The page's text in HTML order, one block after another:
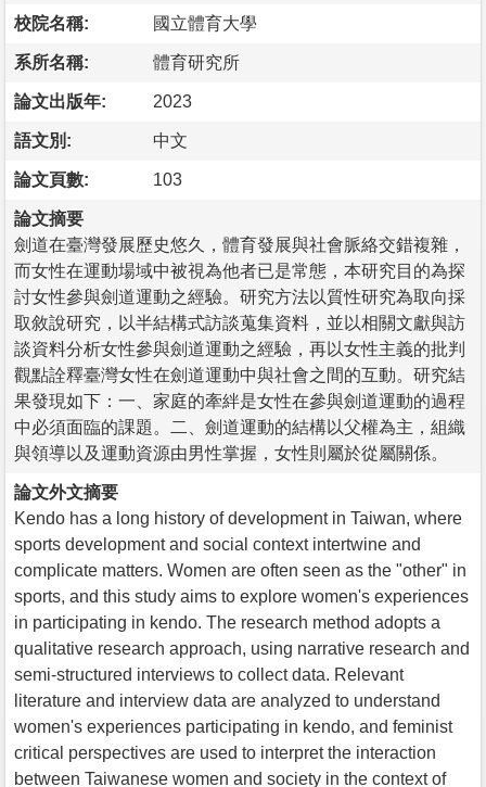
校院名稱: 國立體育大學
系所名稱: 體育研究所
論文出版年: 2023
語文別: 中文
論文頁數: 103
論文摘要
劍道在臺灣發展歷史悠久，體育發展與社會脈絡交錯複雜，
而女性在運動場域中被視為他者已是常態，本研究目的為探
討女性參與劍道運動之經驗。研究方法以質性研究為取向採
取敘說研究，以半結構式訪談蒐集資料，並以相關文獻與訪
談資料分析女性參與劍道運動之經驗，再以女性主義的批判
觀點詮釋臺灣女性在劍道運動中與社會之間的互動。研究結
果發現如下：一、家庭的牽絆是女性在參與劍道運動的過程
中必須面臨的課題。二、劍道運動的結構以父權為主，組織
與領導以及運動資源由男性掌握，女性則屬於從屬關係。
論文外文摘要
Kendo has a long history of development in Taiwan, where
sports development and social context intertwine and
complicate matters. Women are often seen as the "other" in
sports, and this study aims to explore women's experiences
in participating in kendo. The research method adopts a
qualitative research approach, using narrative research and
semi-structured interviews to collect data. Relevant
literature and interview data are analyzed to understand
women's experiences participating in kendo, and feminist
critical perspectives are used to interpret the interaction
between Taiwanese women and society in the context of